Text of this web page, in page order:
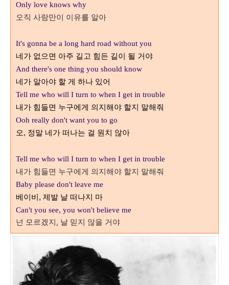
Only love knows why
오직 사랑만이 이유를 알아
It's gonna be a long hard road without you
네가 없으면 아주 길고 힘든 길이 될 거야
And there's one thing you should know
네가 알아야 할 게 하나 있어
Tell me who will I turn to when I get in trouble
내가 힘들면 누구에게 의지해야 할지 말해줘
Ooh really don't want you to go
오, 정말 네가 떠나는 걸 원치 않아
Tell me who will I turn to when I get in trouble
내가 힘들면 누구에게 의지해야 할지 말해줘
Baby please don't leave me
베이비, 제발 날 떠나지 마
Can't you see, you won't believe me
넌 모르겠지, 날 믿지 않을 거야